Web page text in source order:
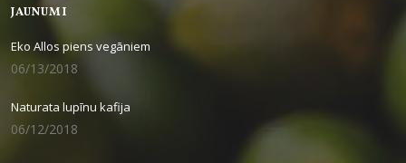
JAUNUMI
Eko Allos piens vegāniem
06/13/2018
Naturata lupīnu kafija
06/12/2018